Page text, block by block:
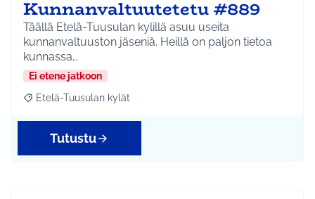
Kunnanvaltuutetetu #889
Täällä Etelä-Tuusulan kylillä asuu useita
kunnanvaltuuston jäseniä. Heillä on paljon tietoa
kunnassa…
Ei etene jatkoon
Rajaa tulokset aihepiirin mukaan: Etelä-Tuusulan kylät
Etelä-Tuusulan kylät
Tutustu